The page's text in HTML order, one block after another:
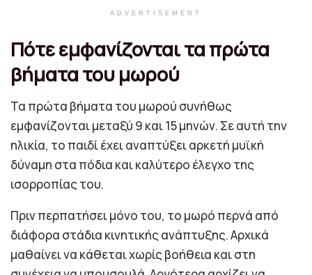
ADVERTISEMENT
Πότε εμφανίζονται τα πρώτα
βήματα του μωρού
Τα πρώτα βήματα του μωρού συνήθως
εμφανίζονται μεταξύ 9 και 15 μηνών. Σε αυτή την
ηλικία, το παιδί έχει αναπτύξει αρκετή μυϊκή
δύναμη στα πόδια και καλύτερο έλεγχο της
ισορροπίας του.
Πριν περπατήσει μόνο του, το μωρό περνά από
διάφορα στάδια κινητικής ανάπτυξης. Αρχικά
μαθαίνει να κάθεται χωρίς βοήθεια και στη